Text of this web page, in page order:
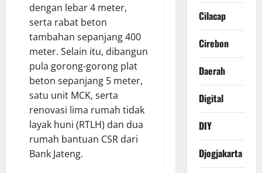
dengan lebar 4 meter,
serta rabat beton
tambahan sepanjang 400
meter. Selain itu, dibangun
pula gorong-gorong plat
beton sepanjang 5 meter,
satu unit MCK, serta
renovasi lima rumah tidak
layak huni (RTLH) dan dua
rumah bantuan CSR dari
Bank Jateng.
Cilacap
Cirebon
Daerah
Digital
DIY
Djogjakarta